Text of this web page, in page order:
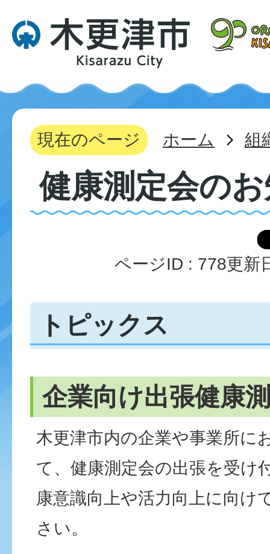
現在のページ ホーム 組
健康測定会の
ページID : 778更新
トピックス
企業向け出張健康
木更津市内の企業や事業所に
て、健康測定会の出張を受け
康意識向上や活力向上に向け
さい。